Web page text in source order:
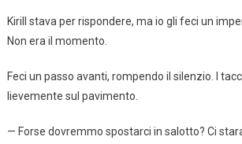
Kirill stava per rispondere, ma io gli feci un
Non era il momento.
Feci un passo avanti, rompendo il silenzio. I
lievemente sul pavimento.
— Forse dovremmo spostarci in salotto? Ci